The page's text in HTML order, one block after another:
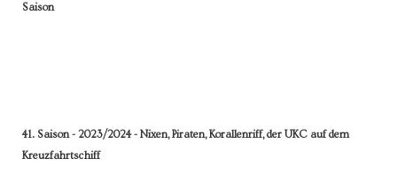
Saison
41. Saison - 2023/2024 - Nixen, Piraten, Korallenriff, der UKC auf dem
Kreuzfahrtschiff